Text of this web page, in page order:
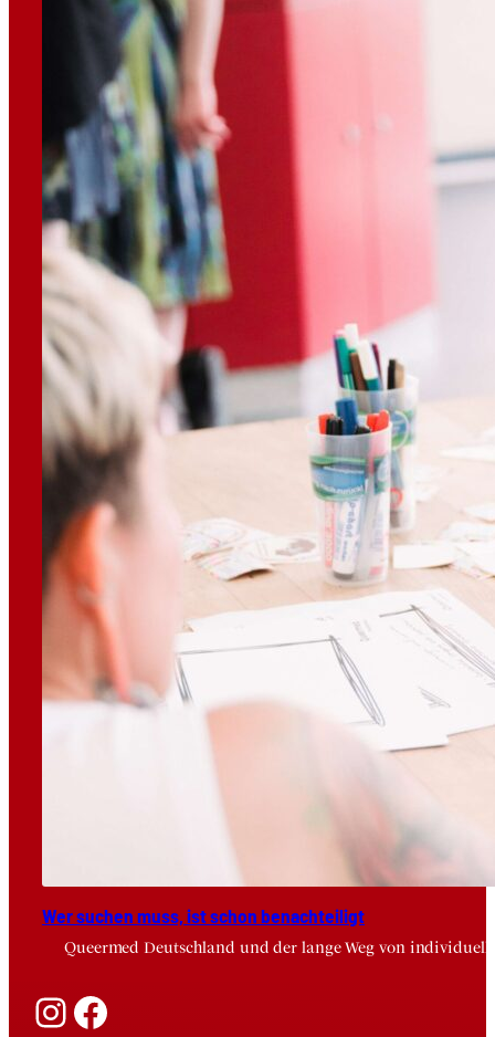
Wer suchen muss, ist schon benach­tei­ligt
Queermed Deutschland und der lange Weg von
Instagram
Facebook